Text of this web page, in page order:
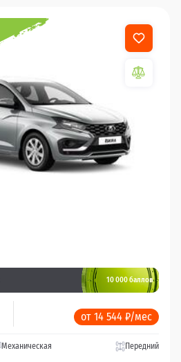
10 000 баллов
от 14 544 ₽/мес
Механическая Передний